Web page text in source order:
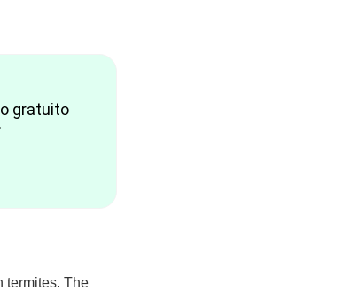
gratuito
termites. The